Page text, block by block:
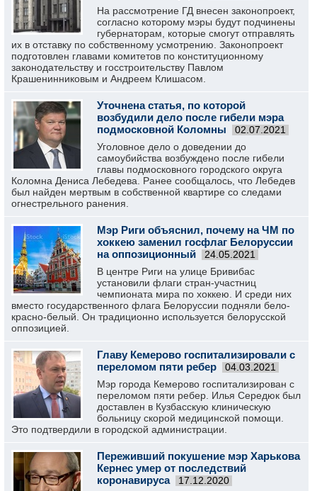
На рассмотрение ГД внесен законопроект,
согласно которому мэры будут подчинены
губернаторам, которые смогут отправлять
их в отставку по собственному усмотрению. Законопроект
подготовлен главами комитетов по конституционному
законодательству и госстроительству Павлом
Крашенинниковым и Андреем Клишасом.
Уточнена статья, по которой
возбудили дело после гибели мэра
подмосковной Коломны
02.07.2021
Уголовное дело о доведении до
самоубийства возбуждено после гибели
главы подмосковного городского округа
Коломна Дениса Лебедева. Ранее сообщалось, что Лебедев
был найден мертвым в собственной квартире со следами
огнестрельного ранения.
Мэр Риги объяснил, почему на ЧМ по
хоккею заменил госфлаг Белоруссии
на оппозиционный
24.05.2021
В центре Риги на улице Бривибас
установили флаги стран-участниц
чемпионата мира по хоккею. И среди них
вместо государственного флага Белоруссии подняли бело-
красно-белый. Он традиционно используется белорусской
оппозицией.
Главу Кемерово госпитализировали с
переломом пяти ребер
04.03.2021
Мэр города Кемерово госпитализирован с
переломом пяти ребер. Илья Середюк был
доставлен в Кузбасскую клиническую
больницу скорой медицинской помощи.
Это подтвердили в городской администрации.
Переживший покушение мэр Харькова
Кернес умер от последствий
коронавируса
17.12.2020